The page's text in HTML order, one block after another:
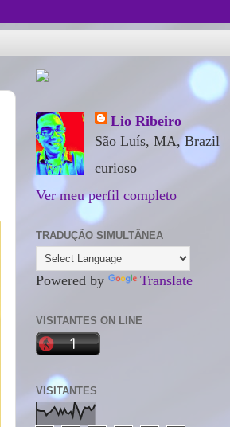
Lio Ribeiro
São Luís, MA, Brazil
curioso
Ver meu perfil completo
TRADUÇÃO SIMULTÂNEA
Powered by Translate
VISITANTES ON LINE
VISITANTES